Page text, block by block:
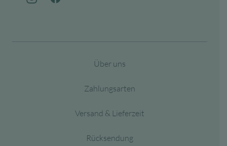
Über uns
Zahlungsarten
Versand & Lieferzeit
Rücksendung